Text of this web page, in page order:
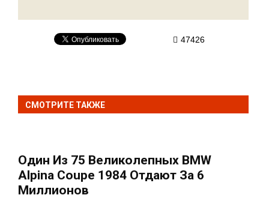
47426
СМОТРИТЕ ТАКЖЕ
Один Из 75 Великолепных BMW
Alpina Coupe 1984 Отдают За 6
Миллионов